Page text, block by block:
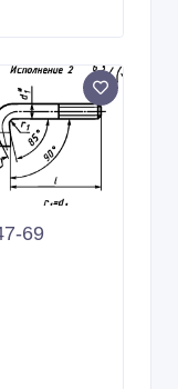
69